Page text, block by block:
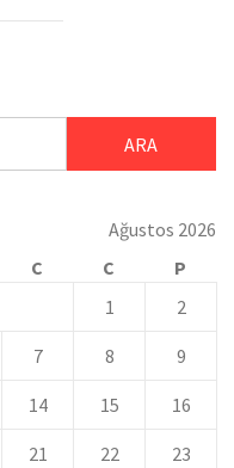
Ağustos 2026
C C
P
1
2
7 8 9
14 15 16
21 22 23